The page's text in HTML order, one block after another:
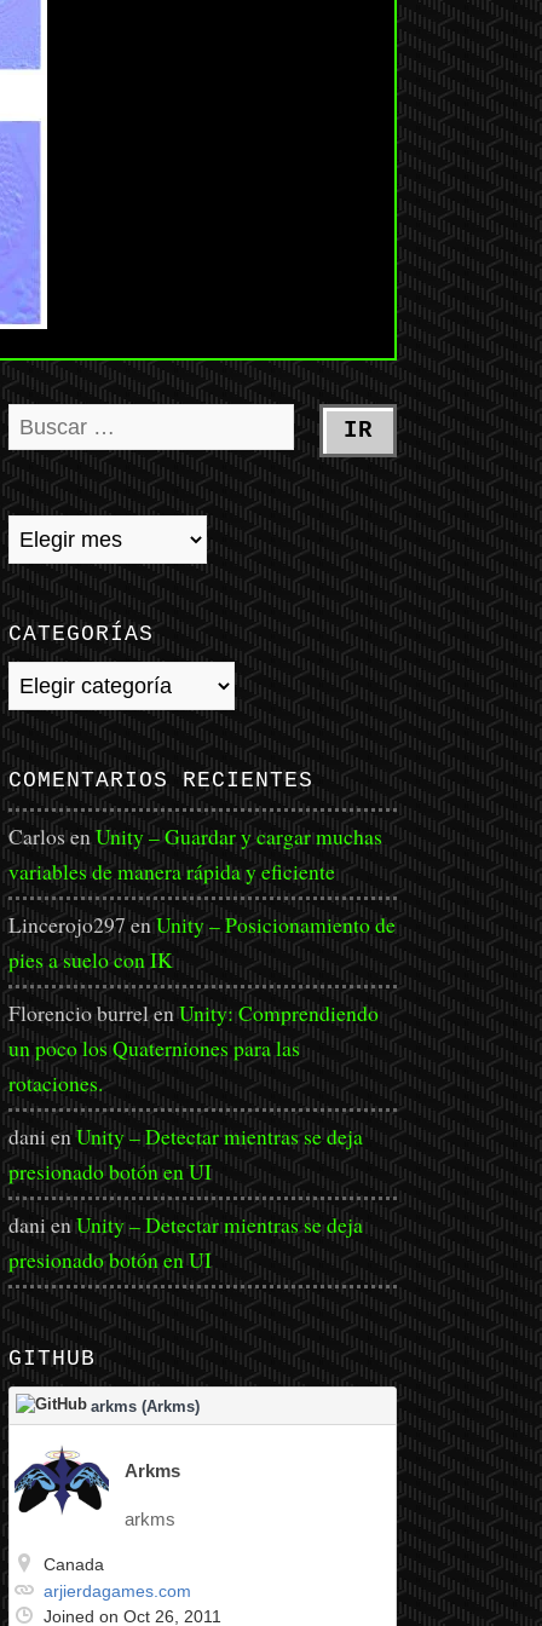
CATEGORÍAS
Categorías
COMENTARIOS RECIENTES
CarlosenUnity – Guardar y cargar muchas
variables de manera rápida y eficiente
Lincerojo297enUnity – Posicionamiento de
pies a suelo con IK
Florencio burrelenUnity: Comprendiendo
un poco los Quaterniones para las
rotaciones.
danienUnity – Detectar mientras se deja
presionado botón en UI
danienUnity – Detectar mientras se deja
presionado botón en UI
GITHUB
arkms (Arkms)
Arkms
arkms
Canada
arjierdagames.com
Joined on Oct 26, 2011